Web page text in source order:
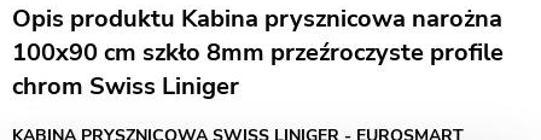
Opis produktu Kabina prysznicowa narożna
100x90 cm szkło 8mm przeźroczyste profile
chrom Swiss Liniger